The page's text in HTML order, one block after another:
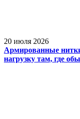
20 июля 2026
Армированные
нагрузку там, где